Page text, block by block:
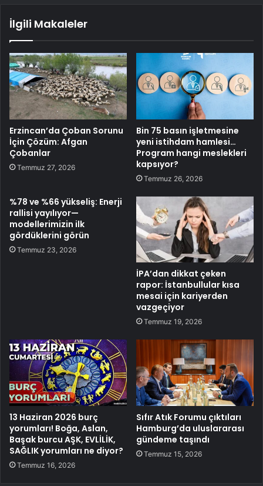
İlgili Makaleler
Erzincan’da Çoban Sorunu
İçin Çözüm: Afgan
Çobanlar
Temmuz 27, 2026
Bin 75 basın işletmesine
yeni istihdam hamlesi…
Program hangi meslekleri
kapsıyor?
Temmuz 26, 2026
%78 ve %66 yükseliş: Enerji
rallisi yayılıyor—
modellerimizin ilk
gördüklerini görün
Temmuz 23, 2026
İPA’dan dikkat çeken
rapor: İstanbullular kısa
mesai için kariyerden
vazgeçiyor
Temmuz 19, 2026
13 Haziran 2026 burç
yorumları! Boğa, Aslan,
Başak burcu AŞK, EVLİLİK,
SAĞLIK yorumları ne diyor?
Temmuz 16, 2026
Sıfır Atık Forumu çıktıları
Hamburg’da uluslararası
gündeme taşındı
Temmuz 15, 2026